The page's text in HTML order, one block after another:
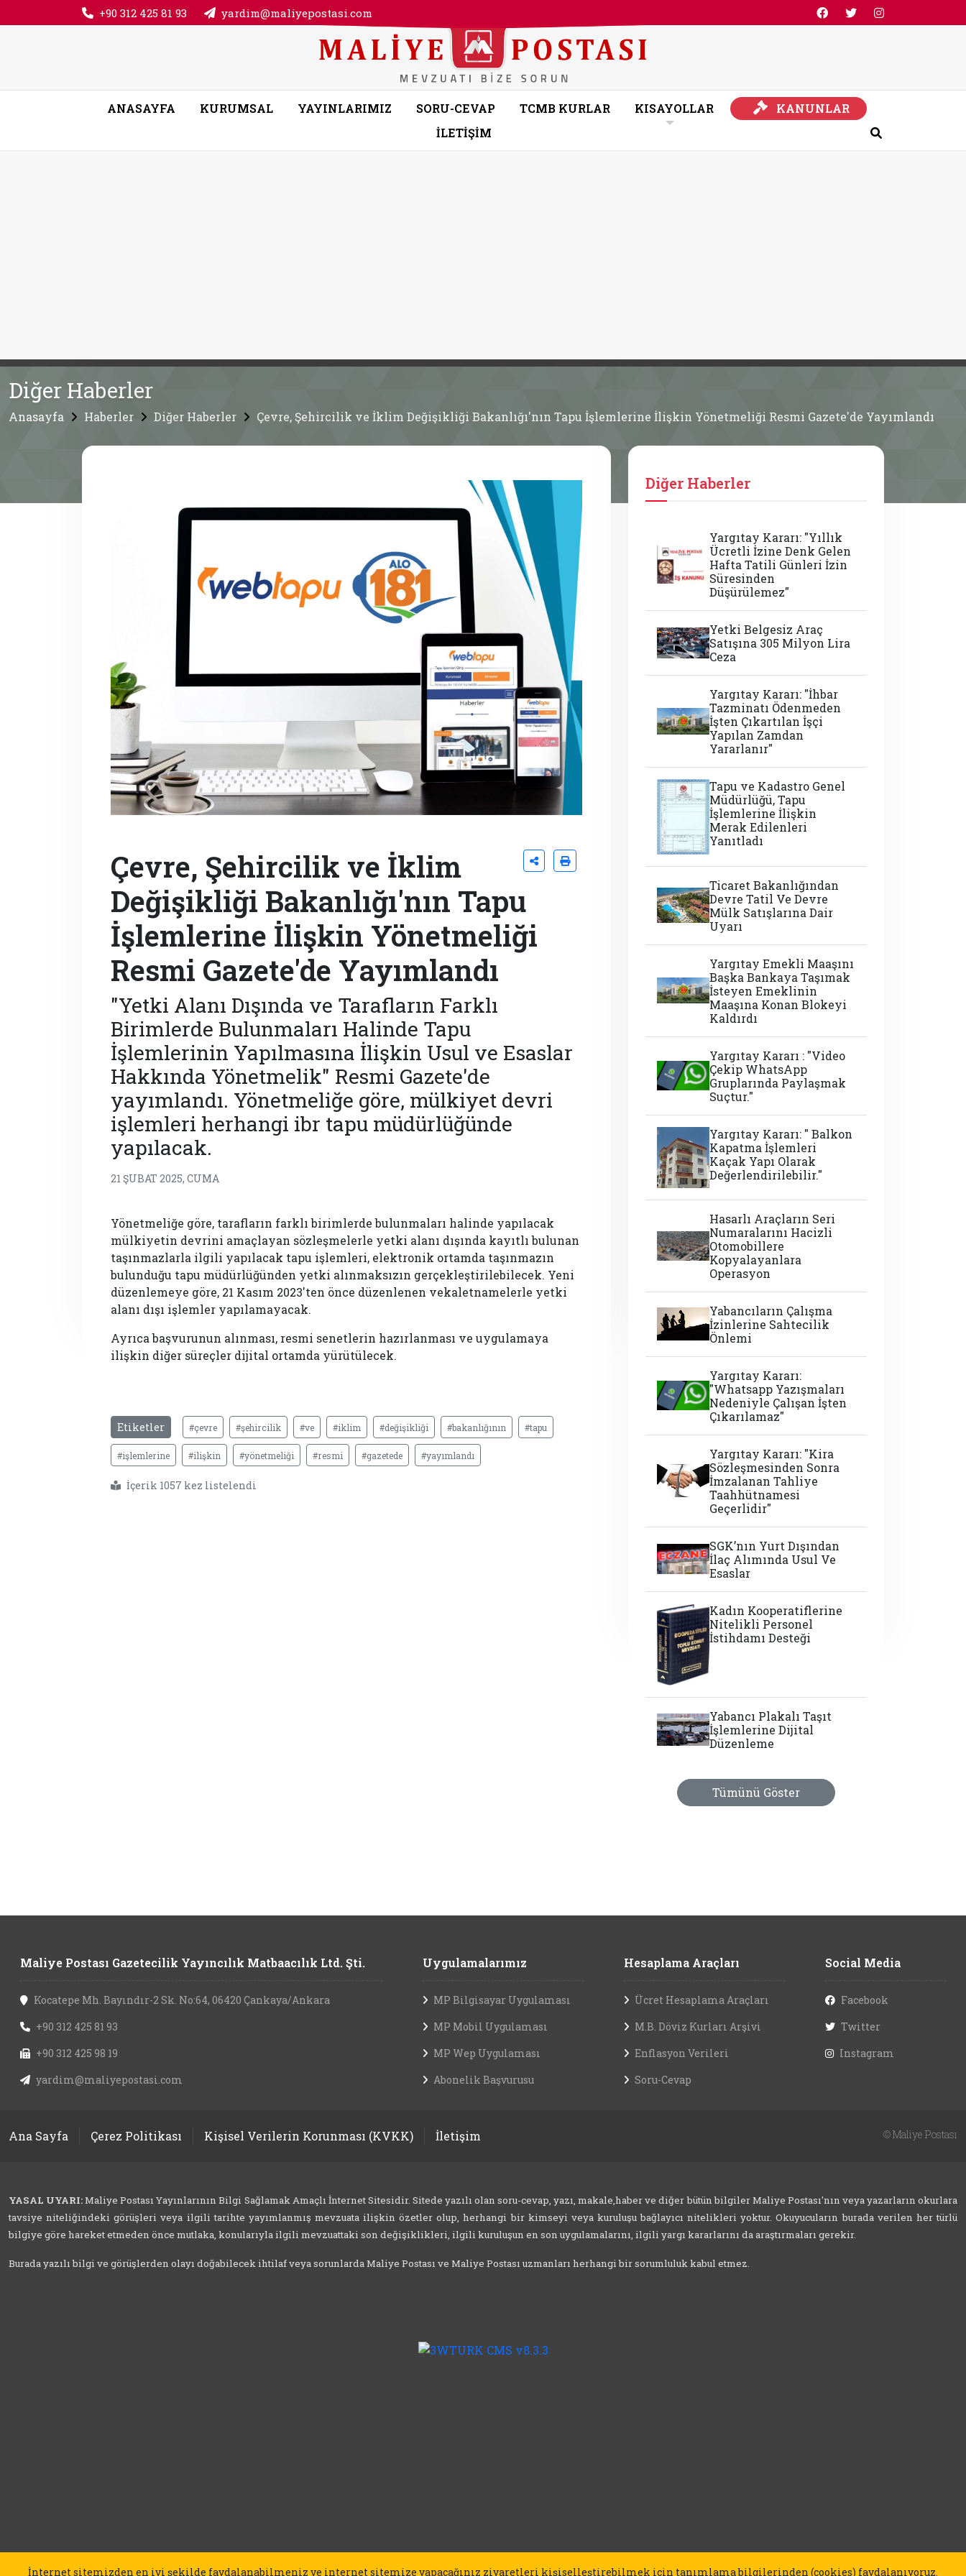
+90 312 425 81 93 yardim@maliyepostasi.com
ANASAYFA KURUMSAL YAYINLARIMIZ SORU-CEVAP TCMB KURLAR KISAYOLLAR KANUNLAR
KANUNLAR
İLETİŞİM
Diğer Haberler
Anasayfa Haberler Diğer Haberler Çevre, Şehircilik ve İklim Değişikliği Bakanlığı'nın Tapu İşlemlerine İlişkin Yönetmeliği Resmi Gazete'de Yayımlandı
Çevre, Şehircilik ve İklim
Değişikliği Bakanlığı'nın Tapu
İşlemlerine İlişkin Yönetmeliği
Resmi Gazete'de Yayımlandı
"Yetki Alanı Dışında ve Tarafların Farklı
Birimlerde Bulunmaları Halinde Tapu
İşlemlerinin Yapılmasına İlişkin Usul ve Esaslar
Hakkında Yönetmelik" Resmi Gazete'de
yayımlandı. Yönetmeliğe göre, mülkiyet devri
işlemleri herhangi ibr tapu müdürlüğünde
yapılacak.
21 ŞUBAT 2025, CUMA
Yönetmeliğe göre, tarafların farklı birimlerde bulunmaları halinde yapılacak
mülkiyetin devrini amaçlayan sözleşmelerle yetki alanı dışında kayıtlı bulunan
taşınmazlarla ilgili yapılacak tapu işlemleri, elektronik ortamda taşınmazın
bulunduğu tapu müdürlüğünden yetki alınmaksızın gerçekleştirilebilecek. Yeni
düzenlemeye göre, 21 Kasım 2023'ten önce düzenlenen vekaletnamelerle yetki
alanı dışı işlemler yapılamayacak.
Ayrıca başvurunun alınması, resmi senetlerin hazırlanması ve uygulamaya
ilişkin diğer süreçler dijital ortamda yürütülecek.
Etiketler #çevre #şehircilik #ve #iklim #değişikliği #bakanlığının #tapu
#işlemlerine #ilişkin #yönetmeliği #resmi #gazetede #yayımlandı
İçerik 1057 kez listelendi
Diğer Haberler
Yargıtay Kararı: "Yıllık
Ücretli İzine Denk Gelen
Hafta Tatili Günleri İzin
Süresinden
Düşürülemez"
Yetki Belgesiz Araç
Satışına 305 Milyon Lira
Ceza
Yargıtay Kararı: "İhbar
Tazminatı Ödenmeden
İşten Çıkartılan İşçi
Yapılan Zamdan
Yararlanır"
Tapu ve Kadastro Genel
Müdürlüğü, Tapu
İşlemlerine İlişkin
Merak Edilenleri
Yanıtladı
Ticaret Bakanlığından
Devre Tatil Ve Devre
Mülk Satışlarına Dair
Uyarı
Yargıtay Emekli Maaşını
Başka Bankaya Taşımak
İsteyen Emeklinin
Maaşına Konan Blokeyi
Kaldırdı
Yargıtay Kararı : "Video
Çekip WhatsApp
Gruplarında Paylaşmak
Suçtur."
Yargıtay Kararı: " Balkon
Kapatma İşlemleri
Kaçak Yapı Olarak
Değerlendirilebilir."
Hasarlı Araçların Seri
Numaralarını Hacizli
Otomobillere
Kopyalayanlara
Operasyon
Yabancıların Çalışma
İzinlerine Sahtecilik
Önlemi
Yargıtay Kararı:
"Whatsapp Yazışmaları
Nedeniyle Çalışan İşten
Çıkarılamaz"
Yargıtay Kararı: "Kira
Sözleşmesinden Sonra
İmzalanan Tahliye
Taahhütnamesi
Geçerlidir"
SGK’nın Yurt Dışından
İlaç Alımında Usul Ve
Esaslar
Kadın Kooperatiflerine
Nitelikli Personel
İstihdamı Desteği
Yabancı Plakalı Taşıt
İşlemlerine Dijital
Düzenleme
Tümünü Göster
Maliye Postası Gazetecilik Yayıncılık Matbaacılık Ltd. Şti.
Kocatepe Mh. Bayındır-2 Sk. No:64, 06420 Çankaya/Ankara
+90 312 425 81 93
+90 312 425 98 19
yardim@maliyepostasi.com
Uygulamalarımız
MP Bilgisayar Uygulaması
MP Mobil Uygulaması
MP Wep Uygulaması
Abonelik Başvurusu
Hesaplama Araçları
Ücret Hesaplama Araçları
M.B. Döviz Kurları Arşivi
Enflasyon Verileri
Soru-Cevap
Social Media
Facebook
Twitter
Instagram
Ana Sayfa Çerez Politikası Kişisel Verilerin Korunması (KVKK) İletişim ©Maliye Postası
YASAL UYARI:Maliye Postası Yayınlarının Bilgi Sağlamak Amaçlı İnternet Sitesidir. Sitede yazılı olan soru-cevap, yazı, makale,haber ve diğer bütün bilgiler Maliye Postası'nın veya yazarların okurlara
tavsiye niteliğindeki görüşleri veya ilgili tarihte yayımlanmış mevzuata ilişkin özetler olup, herhangi bir kimseyi veya kuruluşu bağlayıcı nitelikleri yoktur. Okuyucuların burada verilen her türlü
bilgiye göre hareket etmeden önce mutlaka, konularıyla ilgili mevzuattaki son değişiklikleri, ilgili kuruluşun en son uygulamalarını, ilgili yargı kararlarını da araştırmaları gerekir.
Burada yazılı bilgi ve görüşlerden olayı doğabilecek ihtilaf veya sorunlarda Maliye Postası ve Maliye Postası uzmanları herhangi bir sorumluluk kabul etmez.
İnternet sitemizden en iyi şekilde faydalanabilmeniz ve internet sitemize yapacağınız ziyaretleri kişiselleştirebilmek için tanımlama bilgilerinden (cookies) faydalanıyoruz.